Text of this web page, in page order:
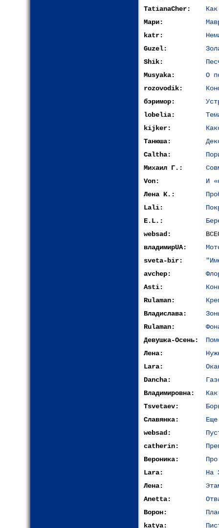
TatianaCher:
Мари:
katr:
Guzel:
Shik:
Musyaka:
О
rozovodik:
бэримор:
lobelia:
kijkеr:
Танюша:
Caltha:
Михаил Г.:
Von:
И
Лена К.:
Lali:
E.L.:
websad:
владимирUA:
sveta-bir:
avchep:
Asti:
Rulaman:
Владислава:
Rulaman:
Девушка-Осень:
Лена:
Lara:
Dancha:
Владимировна:
Tsvetaev:
Славянка:
websad:
catherin:
Вероника:
Lara:
На
Лена:
Anetta:
Ворон:
katya: